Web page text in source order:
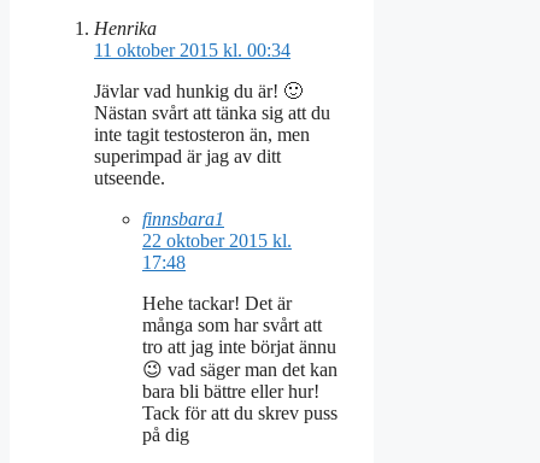
Henrika
11 oktober 2015 kl. 00:34
Jävlar vad hunkig du är! 🙂
Nästan svårt att tänka sig att du
inte tagit testosteron än, men
superimpad är jag av ditt
utseende.
finnsbara1
22 oktober 2015 kl.
17:48
Hehe tackar! Det är
många som har svårt att
tro att jag inte börjat ännu
😉 vad säger man det kan
bara bli bättre eller hur!
Tack för att du skrev puss
på dig